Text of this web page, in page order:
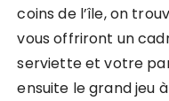
coins de l’île, on
vous offriront un
serviette et votre
ensuite le grand jeu